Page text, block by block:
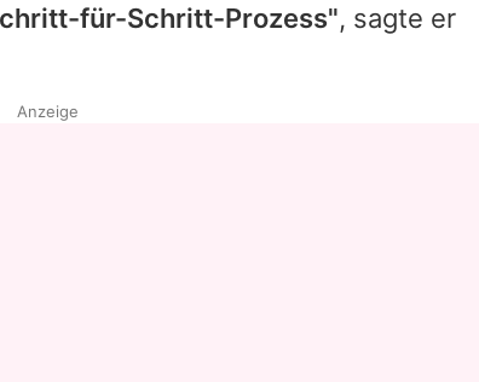
für-Schritt-Prozess", sagte er
Anzeige